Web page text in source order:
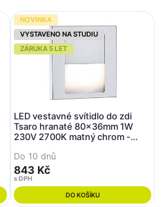
NOVINKA
VYSTAVENO NA STUDIU
ZÁRUKA 5 LET
LED vestavné svítidlo do zdi
Tsaro hranaté 80x36mm 1W
230V 2700K matný chrom -
Do 10 dnů
843 Kč
s DPH
DO KOŠÍKU